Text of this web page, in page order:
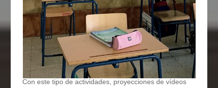
Con este tipo de actividades, proyecciones de vídeos